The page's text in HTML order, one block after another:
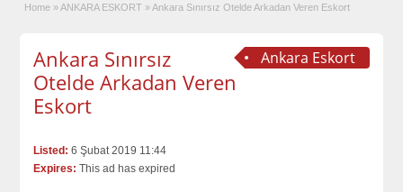
Home » ANKARA ESKORT » Ankara Sınırsız Otelde Arkadan Veren Eskort
Ankara Eskort
Ankara Sınırsız
Otelde Arkadan Veren
Eskort
Listed: 6 Şubat 2019 11:44
Expires: This ad has expired